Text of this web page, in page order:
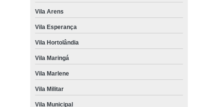
Vila Arens
Vila Esperança
Vila Hortolândia
Vila Maringá
Vila Marlene
Vila Militar
Vila Municipal